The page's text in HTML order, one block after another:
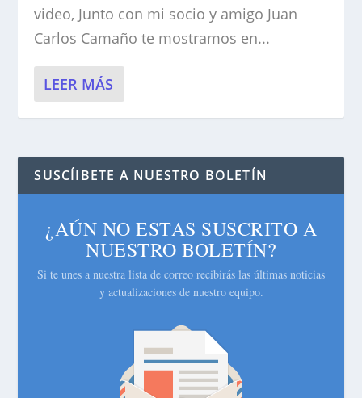
video, Junto con mi socio y amigo Juan
Carlos Camaño te mostramos en...
LEER MÁS
SUSCÍIBETE A NUESTRO BOLETÍN
¿AÚN NO ESTAS SUSCRITO A
NUESTRO BOLETÍN?
Si te unes a nuestra lista de correo recibirás las últimas noticias
y actualizaciones de nuestro equipo.